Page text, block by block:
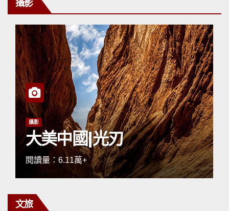
攝影
攝影
大美中國|光刃
閱讀量：6.11萬+
文旅